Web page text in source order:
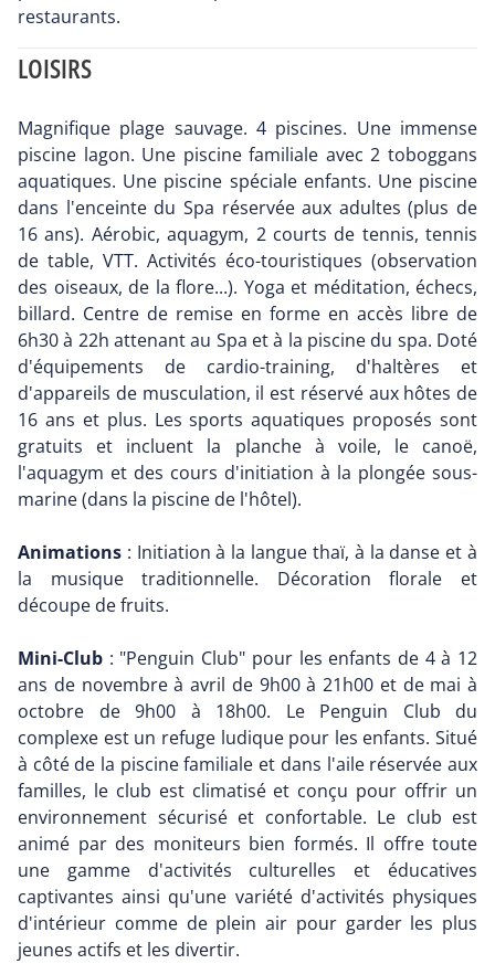
restaurants.
LOISIRS
Magnifique plage sauvage. 4 piscines. Une immense
piscine lagon. Une piscine familiale avec 2 toboggans
aquatiques. Une piscine spéciale enfants. Une piscine
dans l'enceinte du Spa réservée aux adultes (plus de
16 ans). Aérobic, aquagym, 2 courts de tennis, tennis
de table, VTT. Activités éco-touristiques (observation
des oiseaux, de la flore...). Yoga et méditation, échecs,
billard. Centre de remise en forme en accès libre de
6h30 à 22h attenant au Spa et à la piscine du spa. Doté
d'équipements de cardio-training, d'haltères et
d'appareils de musculation, il est réservé aux hôtes de
16 ans et plus. Les sports aquatiques proposés sont
gratuits et incluent la planche à voile, le canoë,
l'aquagym et des cours d'initiation à la plongée sous-
marine (dans la piscine de l'hôtel).
Animations : Initiation à la langue thaï, à la danse et à
la musique traditionnelle. Décoration florale et
découpe de fruits.
Mini-Club : "Penguin Club" pour les enfants de 4 à 12
ans de novembre à avril de 9h00 à 21h00 et de mai à
octobre de 9h00 à 18h00. Le Penguin Club du
complexe est un refuge ludique pour les enfants. Situé
à côté de la piscine familiale et dans l'aile réservée aux
familles, le club est climatisé et conçu pour offrir un
environnement sécurisé et confortable. Le club est
animé par des moniteurs bien formés. Il offre toute
une gamme d'activités culturelles et éducatives
captivantes ainsi qu'une variété d'activités physiques
d'intérieur comme de plein air pour garder les plus
jeunes actifs et les divertir.